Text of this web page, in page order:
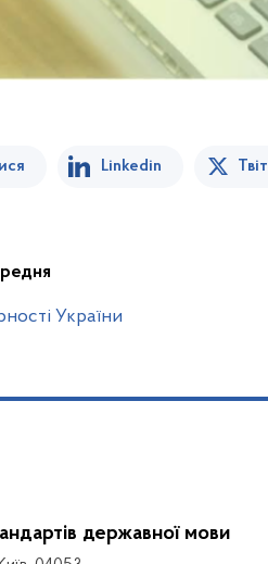
Linkedin
України
державної мови